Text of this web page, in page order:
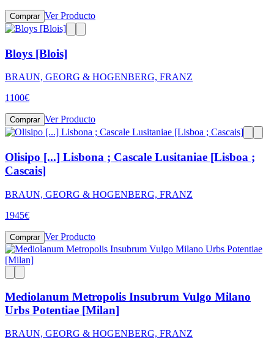
Comprar Ver Producto
Bloys [Blois]
BRAUN, GEORG & HOGENBERG, FRANZ
1100€
Comprar Ver Producto
Olisipo [...] Lisbona ; Cascale Lusitaniae [Lisboa ;
Cascais]
BRAUN, GEORG & HOGENBERG, FRANZ
1945€
Comprar Ver Producto
Mediolanum Metropolis Insubrum Vulgo Milano
Urbs Potentiae [Milan]
BRAUN, GEORG & HOGENBERG, FRANZ